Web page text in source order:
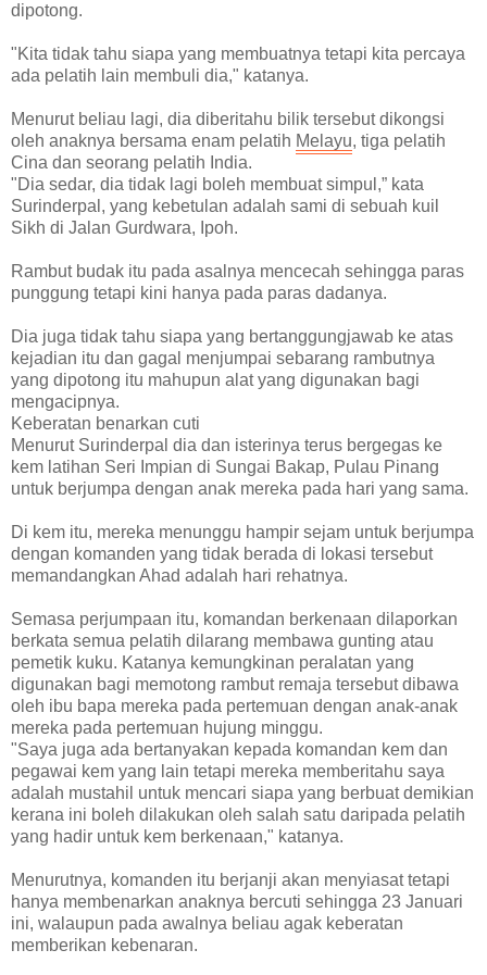
dipotong.
"Kita tidak tahu siapa yang membuatnya tetapi kita percaya
ada pelatih lain membuli dia," katanya.
Menurut beliau lagi, dia diberitahu bilik tersebut dikongsi
oleh anaknya bersama enam pelatih Melayu, tiga pelatih
Cina dan seorang pelatih India.
"Dia sedar, dia tidak lagi boleh membuat simpul,” kata
Surinderpal, yang kebetulan adalah sami di sebuah kuil
Sikh di Jalan Gurdwara, Ipoh.
Rambut budak itu pada asalnya mencecah sehingga paras
punggung tetapi kini hanya pada paras dadanya.
Dia juga tidak tahu siapa yang bertanggungjawab ke atas
kejadian itu dan gagal menjumpai sebarang rambutnya
yang dipotong itu mahupun alat yang digunakan bagi
mengacipnya.
Keberatan benarkan cuti
Menurut Surinderpal dia dan isterinya terus bergegas ke
kem latihan Seri Impian di Sungai Bakap, Pulau Pinang
untuk berjumpa dengan anak mereka pada hari yang sama.
Di kem itu, mereka menunggu hampir sejam untuk berjumpa
dengan komanden yang tidak berada di lokasi tersebut
memandangkan Ahad adalah hari rehatnya.
Semasa perjumpaan itu, komandan berkenaan dilaporkan
berkata semua pelatih dilarang membawa gunting atau
pemetik kuku. Katanya kemungkinan peralatan yang
digunakan bagi memotong rambut remaja tersebut dibawa
oleh ibu bapa mereka pada pertemuan dengan anak-anak
mereka pada pertemuan hujung minggu.
"Saya juga ada bertanyakan kepada komandan kem dan
pegawai kem yang lain tetapi mereka memberitahu saya
adalah mustahil untuk mencari siapa yang berbuat demikian
kerana ini boleh dilakukan oleh salah satu daripada pelatih
yang hadir untuk kem berkenaan," katanya.
Menurutnya, komanden itu berjanji akan menyiasat tetapi
hanya membenarkan anaknya bercuti sehingga 23 Januari
ini, walaupun pada awalnya beliau agak keberatan
memberikan kebenaran.